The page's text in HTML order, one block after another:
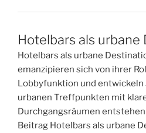
Hotelbars als urbane
Hotelbars als urbane
emanzipieren sich von ihrer
Lobbyfunktion und entwickeln
urbanen Treffpunkten mit
Durchgangsräumen
Beitrag Hotelbars als urbane